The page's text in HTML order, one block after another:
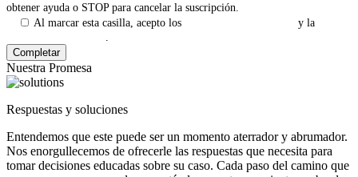
obtener ayuda o STOP para cancelar la suscripción.
Al marcar esta casilla, acepto los
y la
Nuestra Promesa
Respuestas y soluciones
Entendemos que este puede ser un momento aterrador y abrumador.
Nos enorgullecemos de ofrecerle las respuestas que necesita para
tomar decisiones educadas sobre su caso. Cada paso del camino que